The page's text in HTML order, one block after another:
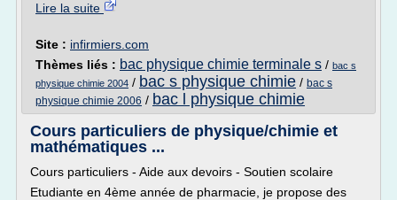
Lire la suite
Site : infirmiers.com
Thèmes liés : bac physique chimie terminale s / bac s
physique chimie 2004 / bac s physique chimie / bac s
physique chimie 2006 / bac l physique chimie
Cours particuliers de physique/chimie et
mathématiques ...
Cours particuliers - Aide aux devoirs - Soutien scolaire
Etudiante en 4ème année de pharmacie, je propose des